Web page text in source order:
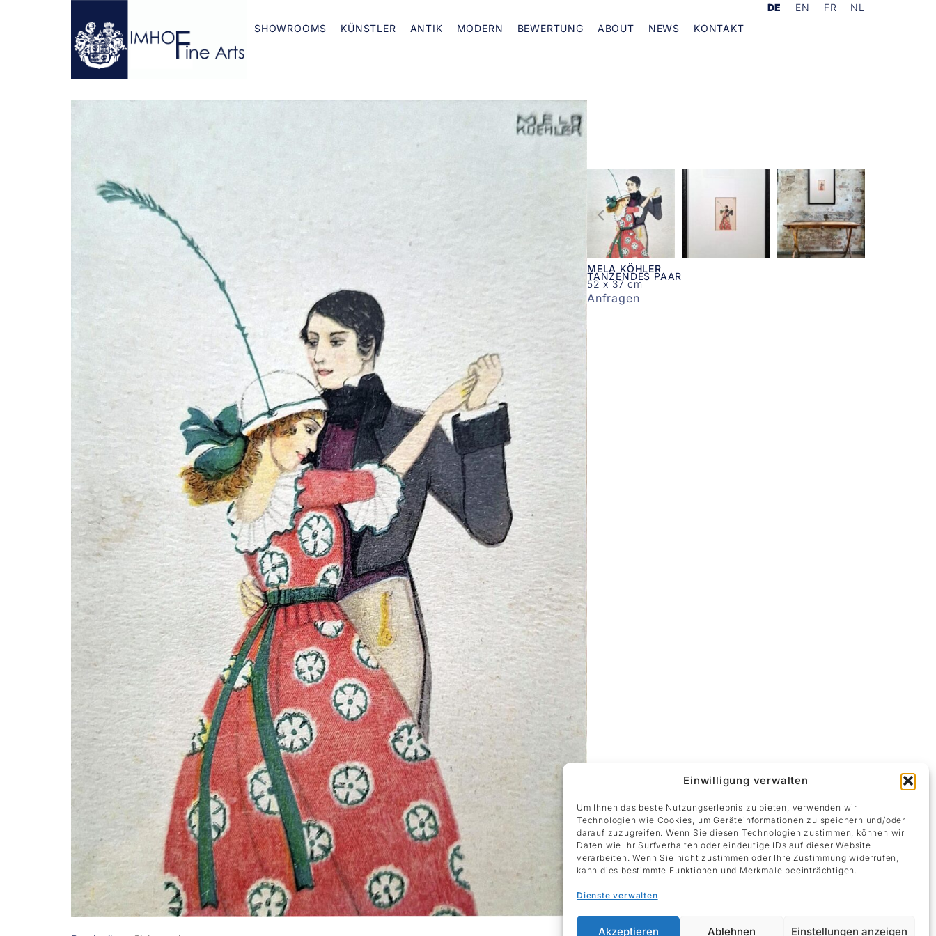
Einwilligung verwalten
Um Ihnen das beste Nutzungserlebnis zu bieten, verwenden wir
Technologien wie Cookies, um Geräteinformationen zu speichern und/oder
darauf zuzugreifen. Wenn Sie diesen Technologien zustimmen, können wir
Daten wie Ihr Surfverhalten oder eindeutige IDs auf dieser Website
verarbeiten. Wenn Sie nicht zustimmen oder Ihre Zustimmung widerrufen,
kann dies bestimmte Funktionen und Merkmale beeinträchtigen.
Dienste verwalten
Akzeptieren Ablehnen Einstellungen anzeigen
DE EN FR
NL
SHOWROOMS
KÜNSTLER ANTIK MODERN BEWERTUNG ABOUT NEWS KONTAKT
MELA KÖHLER
TANZENDES PAAR
52 x 37 cm
Anfragen